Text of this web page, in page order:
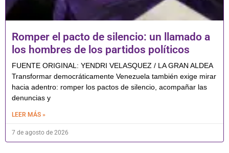
Romper el pacto de silencio: un llamado a
los hombres de los partidos políticos
FUENTE ORIGINAL: YENDRI VELASQUEZ / LA GRAN ALDEA
Transformar democráticamente Venezuela también exige mirar
hacia adentro: romper los pactos de silencio, acompañar las
denuncias y
LEER MÁS »
7 de agosto de 2026